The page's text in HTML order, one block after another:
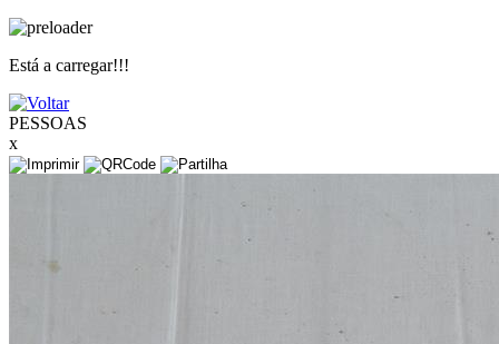
Está a carregar!!!
PESSOAS
x